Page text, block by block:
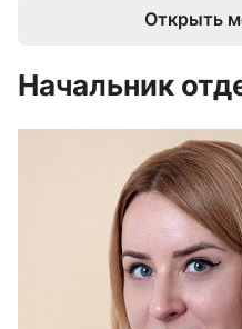
Открыть
Начальник